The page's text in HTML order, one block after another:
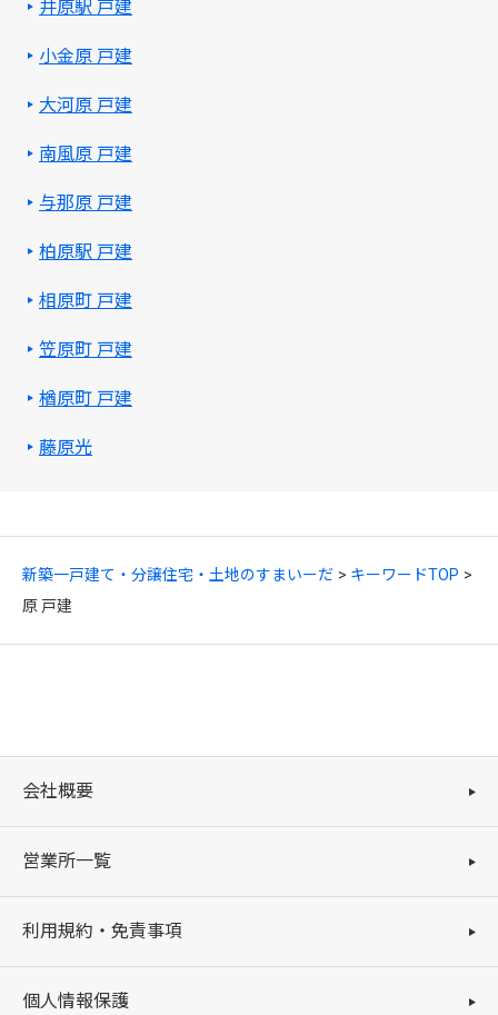
新築一戸建て・分譲住宅・土地のすまいーだ
キーワードTOP
原 戸建
井原駅 戸建
小金原 戸建
大河原 戸建
南風原 戸建
与那原 戸建
柏原駅 戸建
相原町 戸建
笠原町 戸建
楢原町 戸建
藤原光
会社概要
営業所一覧
利用規約・免責事項
個人情報保護